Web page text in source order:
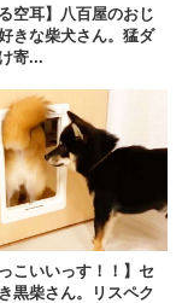
空耳】八百屋のおじ
きな柴犬さん。猛ダ
寄...
こいいっす！！】セ
黒柴さん。リスペク
ォロー